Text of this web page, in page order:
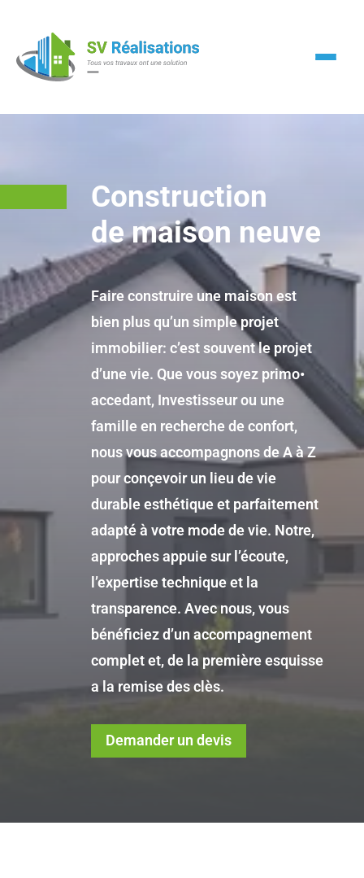
Construction
de maison neuve
Faire construire une maison est
bien plus qu’un simple projet
immobilier: c’est souvent le projet
d’une vie. Que vous soyez primo•
accedant, Investisseur ou une
famille en recherche de confort,
nous vous accompagnons de A à Z
pour conçevoir un lieu de vie
durable esthétique et parfaitement
adapté à votre mode de vie. Notre,
approches appuie sur l’écoute,
l’expertise technique et la
transparence. Avec nous, vous
bénéficiez d’un accompagnement
complet et, de la première esquisse
a la remise des clès.
Demander un devis